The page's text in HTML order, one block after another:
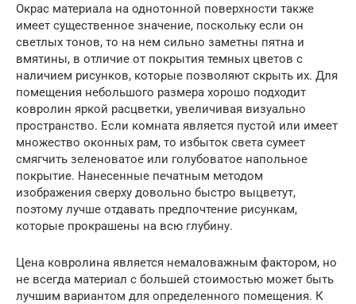
Окрас материала на однотонной поверхности также
имеет существенное значение, поскольку если он
светлых тонов, то на нем сильно заметны пятна и
вмятины, в отличие от покрытия темных цветов с
наличием рисунков, которые позволяют скрыть их. Для
помещения небольшого размера хорошо подходит
ковролин яркой расцветки, увеличивая визуально
пространство. Если комната является пустой или имеет
множество оконных рам, то избыток света сумеет
смягчить зеленоватое или голубоватое напольное
покрытие. Нанесенные печатным методом
изображения сверху довольно быстро выцветут,
поэтому лучше отдавать предпочтение рисункам,
которые прокрашены на всю глубину.
Цена ковролина является немаловажным фактором, но
не всегда материал с большей стоимостью может быть
лучшим вариантом для определенного помещения. К